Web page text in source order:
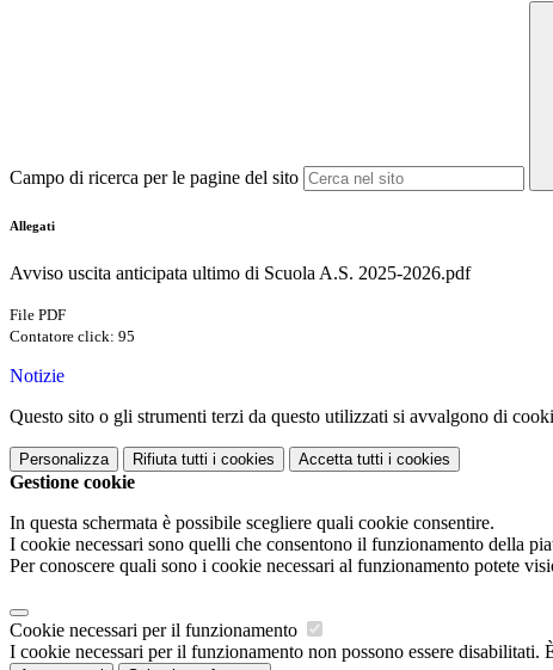
Campo di ricerca per le pagine del sito
Allegati
Avviso uscita anticipata ultimo di Scuola A.S. 2025-2026.pdf
File PDF
Contatore click: 95
Notizie
Questo sito o gli strumenti terzi da questo utilizzati si avvalgono di
Personalizza Rifiuta tutti i cookies Accetta tutti i cookies
Gestione cookie
In questa schermata è possibile scegliere quali cookie consentire.
I cookie necessari sono quelli che consentono il funzionamento della
Per conoscere quali sono i cookie necessari al funzionamento potete
Cookie necessari per il funzionamento
I cookie necessari per il funzionamento non possono essere